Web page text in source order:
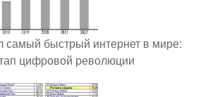
самый быстрый интернет в мире:
цифровой революции